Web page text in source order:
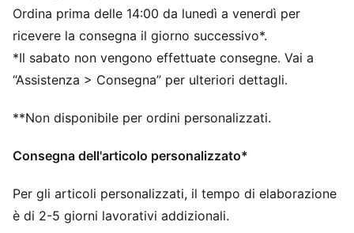
Ordina prima delle 14:00 da lunedì a venerdì per
ricevere la consegna il giorno successivo*.
*Il sabato non vengono effettuate consegne. Vai a
“Assistenza > Consegna” per ulteriori dettagli.
**Non disponibile per ordini personalizzati.
Consegna dell'articolo personalizzato*
Per gli articoli personalizzati, il tempo di elaborazione
è di 2-5 giorni lavorativi addizionali.